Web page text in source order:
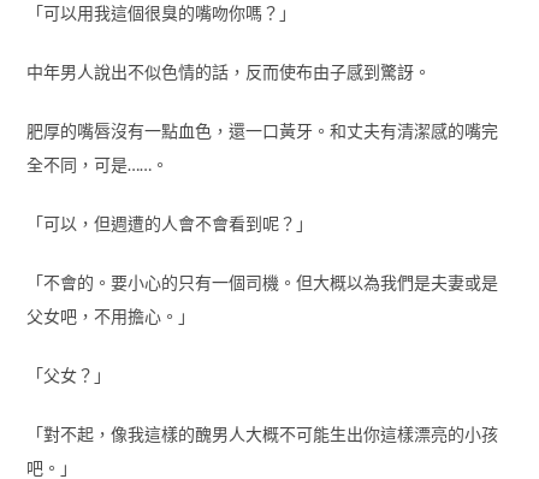
「可以用我這個很臭的嘴吻你嗎？」
中年男人說出不似色情的話，反而使布由子感到驚訝。
肥厚的嘴唇沒有一點血色，還一口黃牙。和丈夫有清潔感的嘴完
全不同，可是……。
「可以，但週遭的人會不會看到呢？」
「不會的。要小心的只有一個司機。但大概以為我們是夫妻或是
父女吧，不用擔心。」
「父女？」
「對不起，像我這樣的醜男人大概不可能生出你這樣漂亮的小孩
吧。」